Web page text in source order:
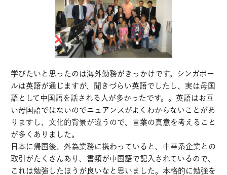
学びたいと思ったのは海外勤務がきっかけです。シンガポー
ルは英語が通じますが、聞きづらい英語でしたし、実は母国
語として中国語を話される人が多かったです。。英語はお互
い母国語ではないのでニュアンスがよくわからないことがあ
りますし、文化的背景が違うので、言葉の真意を考えること
が多くありました。
日本に帰国後、外為業務に携わっていると、中華系企業との
取引がたくさんあり、書類が中国語で記入されているので、
これは勉強したほうが良いなと思いました。本格的に勉強を